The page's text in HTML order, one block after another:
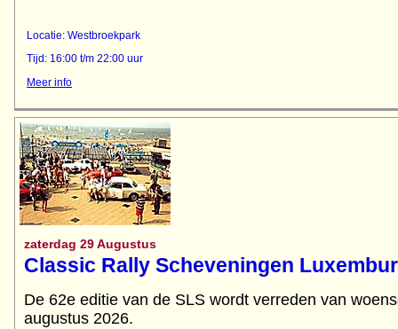
Locatie: Westbroekpark
Tijd: 16:00 t/m 22:00 uur
Meer info
zaterdag 29 Augustus
Classic Rally Scheveningen
De 62e editie van de SLS wordt verreden van
augustus 2026.